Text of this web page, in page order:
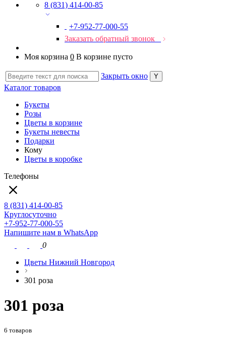
8 (831) 414-00-85
+7-952-77-000-55
Заказать обратный звонок
Моя корзина 0 В корзине пусто
Закрыть окно
Каталог товаров
Букеты
Розы
Цветы в корзине
Букеты невесты
Подарки
Кому
Цветы в коробке
Телефоны
8 (831) 414-00-85
Круглосуточно
+7-952-77-000-55
Напишите нам в WhatsApp
0
Цветы Нижний Новгород
301 роза
301 роза
6 товаров